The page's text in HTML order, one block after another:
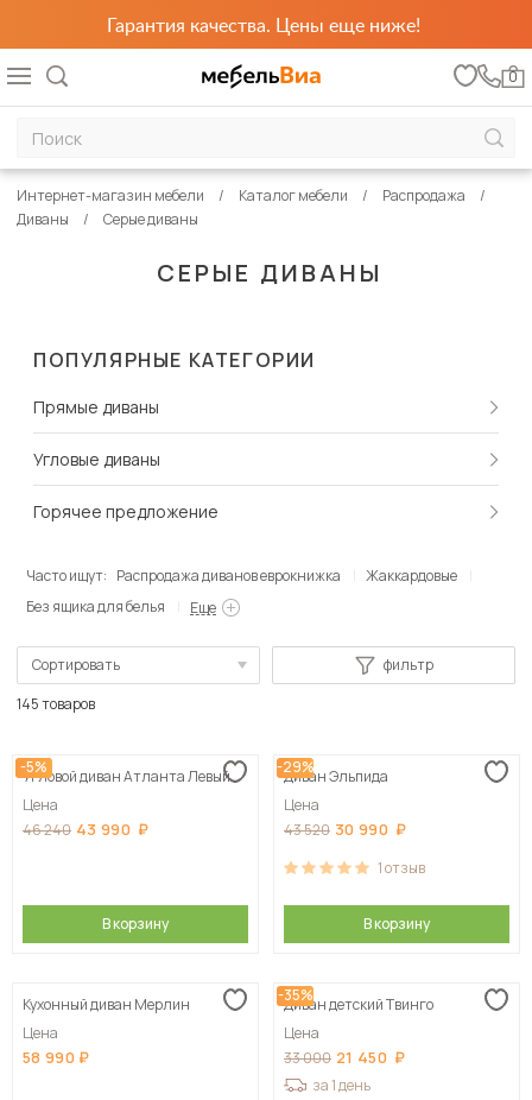
Гарантия качества. Цены еще ниже!
0
СЕРЫЕ ДИВАНЫ
Интернет-магазин мебели Каталог мебели
Распродажа
Диваны
Серые диваны
ПОПУЛЯРНЫЕ КАТЕГОРИИ
Прямые диваны
Угловые диваны
Горячее предложение
Часто ищут: Распродажа диванов еврокнижка
Жаккардовые
Без ящика для белья
Еще
Сортировать
Сначала дорогие
фильтр
145 товаров
-5%
Угловой диван Атланта Левый
Цена
46 240 43 990
В корзину
-29%
Диван Эльпида
Цена
43 520 30 990
1отзыв
В корзину
Кухонный диван Мерлин
Цена
58 990
-35%
Диван детский Твинго
Цена
33 000 21 450
за 1 день